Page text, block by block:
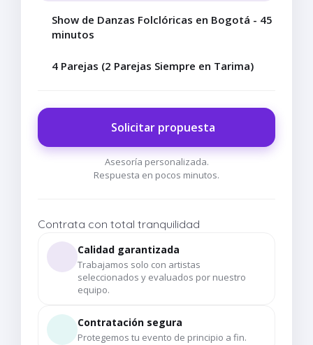
Show de Danzas Folclóricas en Bogotá - 45
minutos
4 Parejas (2 Parejas Siempre en Tarima)
Solicitar propuesta
Asesoría personalizada.
Respuesta en pocos minutos.
Contrata con total tranquilidad
Calidad garantizada
Trabajamos solo con artistas
seleccionados y evaluados por nuestro
equipo.
Contratación segura
Protegemos tu evento de principio a fin.